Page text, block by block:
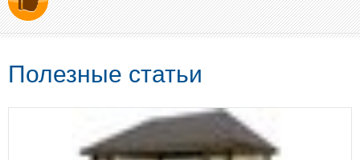
Полезные статьи